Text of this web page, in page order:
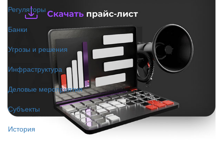
Регуляторы
Банки
Угрозы и решения
Инфраструктура
Деловые мероприятия
Субъекты
История